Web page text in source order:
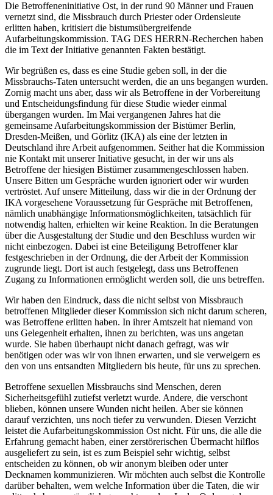
Die Betroffeneninitiative Ost, in der rund 90 Männer und Frauen
vernetzt sind, die Missbrauch durch Priester oder Ordensleute
erlitten haben, kritisiert die bistumsübergreifende
Aufarbeitungskommission. TAG DES HERRN-Recherchen haben
die im Text der Initiative genannten Fakten bestätigt.
Wir begrüßen es, dass es eine Studie geben soll, in der die
Missbrauchs-Taten untersucht werden, die an uns begangen wurden.
Zornig macht uns aber, dass wir als Betroffene in der Vorbereitung
und Entscheidungsfindung für diese Studie wieder einmal
übergangen wurden. Im Mai vergangenen Jahres hat die
gemeinsame Aufarbeitungskommission der Bistümer Berlin,
Dresden-Meißen, und Görlitz (IKA) als eine der letzten in
Deutschland ihre Arbeit aufgenommen. Seither hat die Kommission
nie Kontakt mit unserer Initiative gesucht, in der wir uns als
Betroffene der hiesigen Bistümer zusammengeschlossen haben.
Unsere Bitten um Gespräche wurden ignoriert oder wir wurden
vertröstet. Auf unsere Mitteilung, dass wir die in der Ordnung der
IKA vorgesehene Voraussetzung für Gespräche mit Betroffenen,
nämlich unabhängige Informationsmöglichkeiten, tatsächlich für
notwendig halten, erhielten wir keine Reaktion. In die Beratungen
über die Ausgestaltung der Studie und den Beschluss wurden wir
nicht einbezogen. Dabei ist eine Beteiligung Betroffener klar
festgeschrieben in der Ordnung, die der Arbeit der Kommission
zugrunde liegt. Dort ist auch festgelegt, dass uns Betroffenen
Zugang zu Informationen ermöglicht werden soll, die uns betreffen.
Wir haben den Eindruck, dass die nicht selbst von Missbrauch
betroffenen Mitglieder dieser Kommission sich nicht darum scheren,
was Betroffene erlitten haben. In ihrer Amtszeit hat niemand von
uns Gelegenheit erhalten, ihnen zu berichten, was uns angetan
wurde. Sie haben überhaupt nicht danach gefragt, was wir
benötigen oder was wir von ihnen erwarten, und sie verweigern es
den von uns entsandten Mitgliedern bis heute, für uns zu sprechen.
Betroffene sexuellen Missbrauchs sind Menschen, deren
Sicherheitsgefühl zutiefst verletzt wurde. Andere, die verschont
blieben, können unsere Wunden nicht heilen. Aber sie können
darauf verzichten, uns noch tiefer zu verwunden. Diesen Verzicht
leistet die Aufarbeitungskommission Ost nicht. Für uns, die alle die
Erfahrung gemacht haben, einer zerstörerischen Übermacht hilflos
ausgeliefert zu sein, ist es zum Beispiel sehr wichtig, selbst
entscheiden zu können, ob wir anonym bleiben oder unter
Decknamen kommunizieren. Wir möchten auch selbst die Kontrolle
darüber behalten, wem welche Information über die Taten, die wir